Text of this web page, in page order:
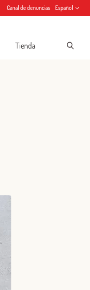
Canal de denuncias Español
Tienda